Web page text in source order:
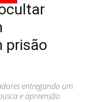
prisão
entregando um
e apreensão